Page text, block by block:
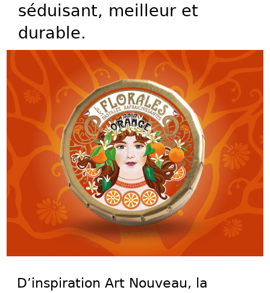
séduisant, meilleur et
durable.
D’inspiration Art Nouveau, la